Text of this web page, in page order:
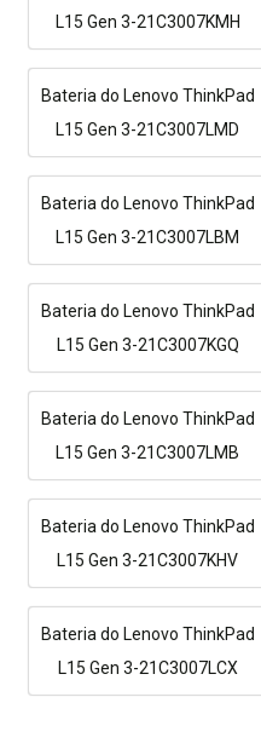
L15 Gen 3-21C3007KMH
Bateria do Lenovo ThinkPad
L15 Gen 3-21C3007LMD
Bateria do Lenovo ThinkPad
L15 Gen 3-21C3007LBM
Bateria do Lenovo ThinkPad
L15 Gen 3-21C3007KGQ
Bateria do Lenovo ThinkPad
L15 Gen 3-21C3007LMB
Bateria do Lenovo ThinkPad
L15 Gen 3-21C3007KHV
Bateria do Lenovo ThinkPad
L15 Gen 3-21C3007LCX